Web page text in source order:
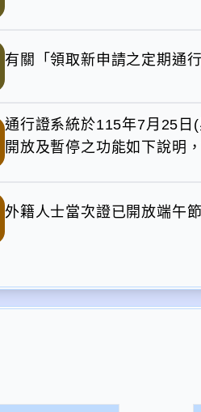
有關「領取新申請之定期通
通行證系統於115年7月25日
開放及暫停之功能如下說明
外籍人士當次證已開放端午